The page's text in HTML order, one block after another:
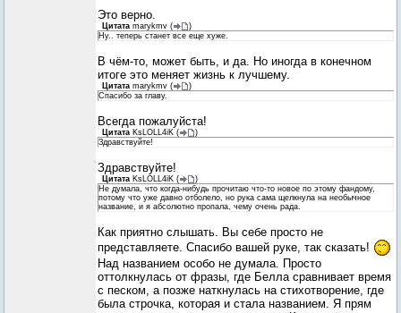
Это верно.
Цитата marykmv (
)
Ну.. теперь станет все еще хуже.
В чём-то, может быть, и да. Но иногда в конечном
итоге это меняет жизнь к лучшему.
Цитата marykmv (
)
Спасибо за главу.
Всегда пожалуйста!
Цитата KsLOLL4iK (
)
Здравствуйте!
Здравствуйте!
Цитата KsLOLL4iK (
)
Не думала, что когда-нибудь прочитаю что-то новое по этому фандому,
потому что уже давно отболело, но рука сама щелкнула на необычное
название, и я абсолютно пропала, чему очень рада.
Как приятно слышать. Вы себе просто не
представляете. Спасибо вашей руке, так сказать!
Над названием особо не думала. Просто
оттолкнулась от фразы, где Белла сравнивает время
с песком, а позже наткнулась на стихотворение, где
была строчка, которая и стала названием. Я прям